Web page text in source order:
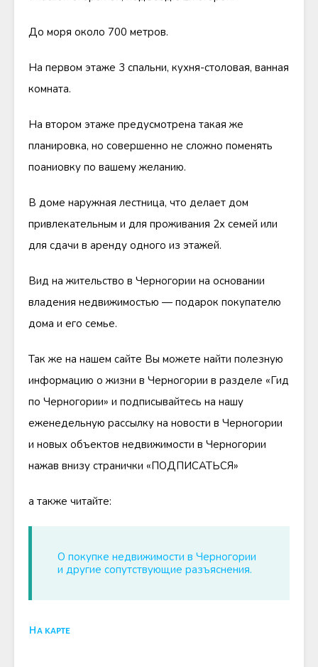
До моря около 700 метров.
На первом этаже 3 спальни, кухня-столовая, ванная
комната.
На втором этаже предусмотрена такая же
планировка, но совершенно не сложно поменять
поаниовку по вашему желанию.
В доме наружная лестница, что делает дом
привлекательным и для проживания 2х семей или
для сдачи в аренду одного из этажей.
Вид на жительство в Черногории на основании
владения недвижимостью — подарок покупателю
дома и его семье.
Так же на нашем сайте Вы можете найти полезную
информацию о жизни в Черногории в разделе «Гид
по Черногории» и подписывайтесь на нашу
еженедельную рассылку на новости в Черногории
и новых объектов недвижимости в Черногории
нажав внизу странички «ПОДПИСАТЬСЯ»
а также читайте:
О покупке недвижимости в Черногории
и другие сопутствующие разъяснения.
На карте